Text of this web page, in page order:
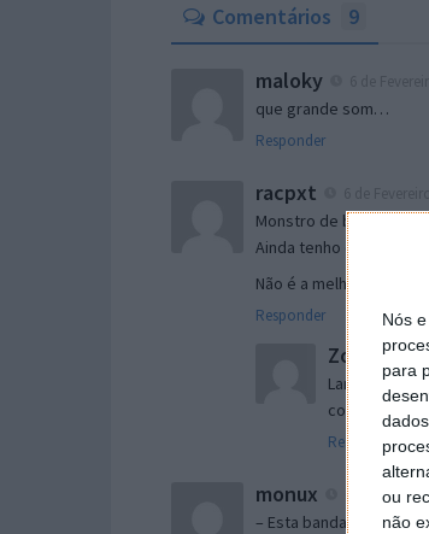
Nós
para
ou
não
Comentários 9
maloky
que grande som…
Responder
racpxt
Monstro de banda,
Ainda tenho o
Não é a melhor música
Responder
Zogui 6
Lamento,
concerto no
Responder
monux 6 de
– Esta banda regravou